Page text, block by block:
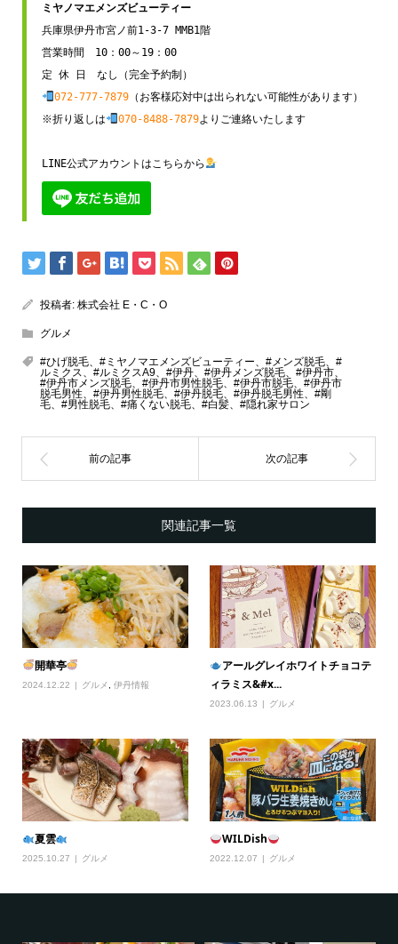
ミヤノマエメンズビューティー
兵庫県伊丹市宮ノ前1-3-7 MMB1階
営業時間　10：00～19：00
072-777-7879（お客様応対中は出られない可能性があります）
※折り返しは
070-8488-7879よりご連絡いたします
LINE公式アカウントはこちらから
投稿者: 株式会社 E・C・O
グルメ
#ひげ脱毛、#ミヤノマエメンズビューティー、#メンズ脱毛、#
ルミクス、#ルミクスA9、#伊丹、#伊丹メンズ脱毛、#伊丹市、
#伊丹市メンズ脱毛、#伊丹市男性脱毛、#伊丹市脱毛、#伊丹市
脱毛男性、#伊丹男性脱毛、#伊丹脱毛、#伊丹脱毛男性、#剛
毛、#男性脱毛、#痛くない脱毛、#白髪、#隠れ家サロン
関連記事一覧
開華亭
2024.12.22 グルメ 伊丹情報
アールグレイホワイトチョコテ
ィラミス&#x...
2023.06.13 グルメ
夏雲
2025.10.27 グルメ
WILDish
2022.12.07 グルメ